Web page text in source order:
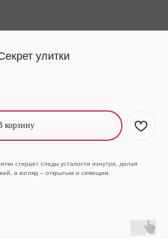
улитки
корзину
стирает следы усталости изнутри, делая
а взгляд – открытым и сияющим.